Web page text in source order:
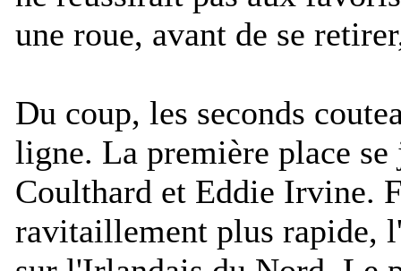
une roue, avant de se
Du coup, les seconds
ligne. La première place
Coulthard et Eddie Irvine.
ravitaillement plus rapide,